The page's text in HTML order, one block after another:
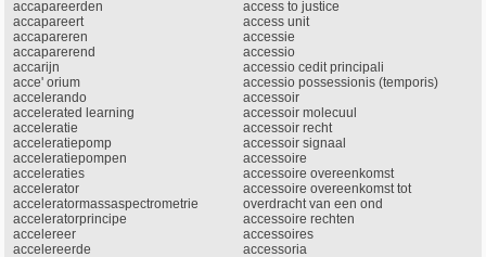
accapareerden
accapareert
accapareren
accaparerend
accarijn
acce' orium
accelerando
accelerated learning
acceleratie
acceleratiepomp
acceleratiepompen
acceleraties
accelerator
acceleratormassaspectrometrie
acceleratorprincipe
accelereer
accelereerde
access to justice
access unit
accessie
accessio
accessio cedit principali
accessio possessionis (temporis)
accessoir
accessoir molecuul
accessoir recht
accessoir signaal
accessoire
accessoire overeenkomst
accessoire overeenkomst tot
overdracht van een ond
accessoire rechten
accessoires
accessoria